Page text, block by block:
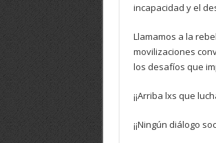
incapacidad y el
Llamamos a la
movilizaciones
los desafíos que
¡¡Arriba lxs que
¡¡Ningún diálogo